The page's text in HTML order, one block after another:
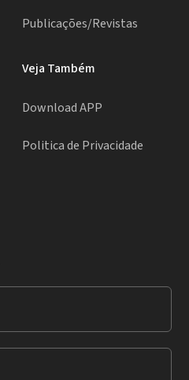
Publicações/Revistas
Veja Também
Download APP
Politica de Privacidade